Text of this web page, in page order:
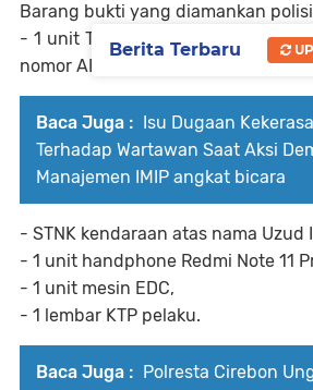
Barang bukti yang diamankan
- 1 unit Toyota Avanza Hitam
nomor AE-1220-CQ,
Baca Juga :
Isu Dugaan
Terhadap Wartawan Saat Aksi
Manajemen IMIP angkat bicara
- STNK kendaraan atas nama Uzud
- 1 unit handphone Redmi Note 11
- 1 unit mesin EDC,
- 1 lembar KTP pelaku.
Baca Juga : Polresta Cirebon
Berita Terbaru